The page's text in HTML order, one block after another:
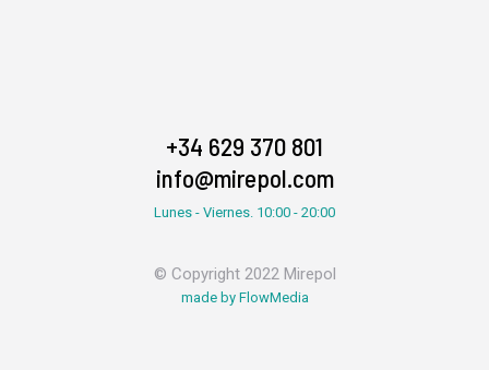
+34 629 370 801
info@mirepol.com
Lunes - Viernes. 10:00 - 20:00
© Copyright 2022 Mirepol
made by FlowMedia